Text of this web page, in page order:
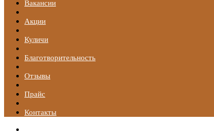
Вакансии
Акции
Куличи
Благотворительность
Отзывы
Прайс
Контакты